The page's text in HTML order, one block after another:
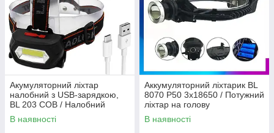
Акумуляторний ліхтар
налобний з USB-зарядкою,
BL 203 COB / Налобний
ліхтарик на голову з
акумулятором
В наявності
Аккумуляторний ліхтарик BL
8070 P50 3x18650 / Потужний
ліхтар на голову
В наявності